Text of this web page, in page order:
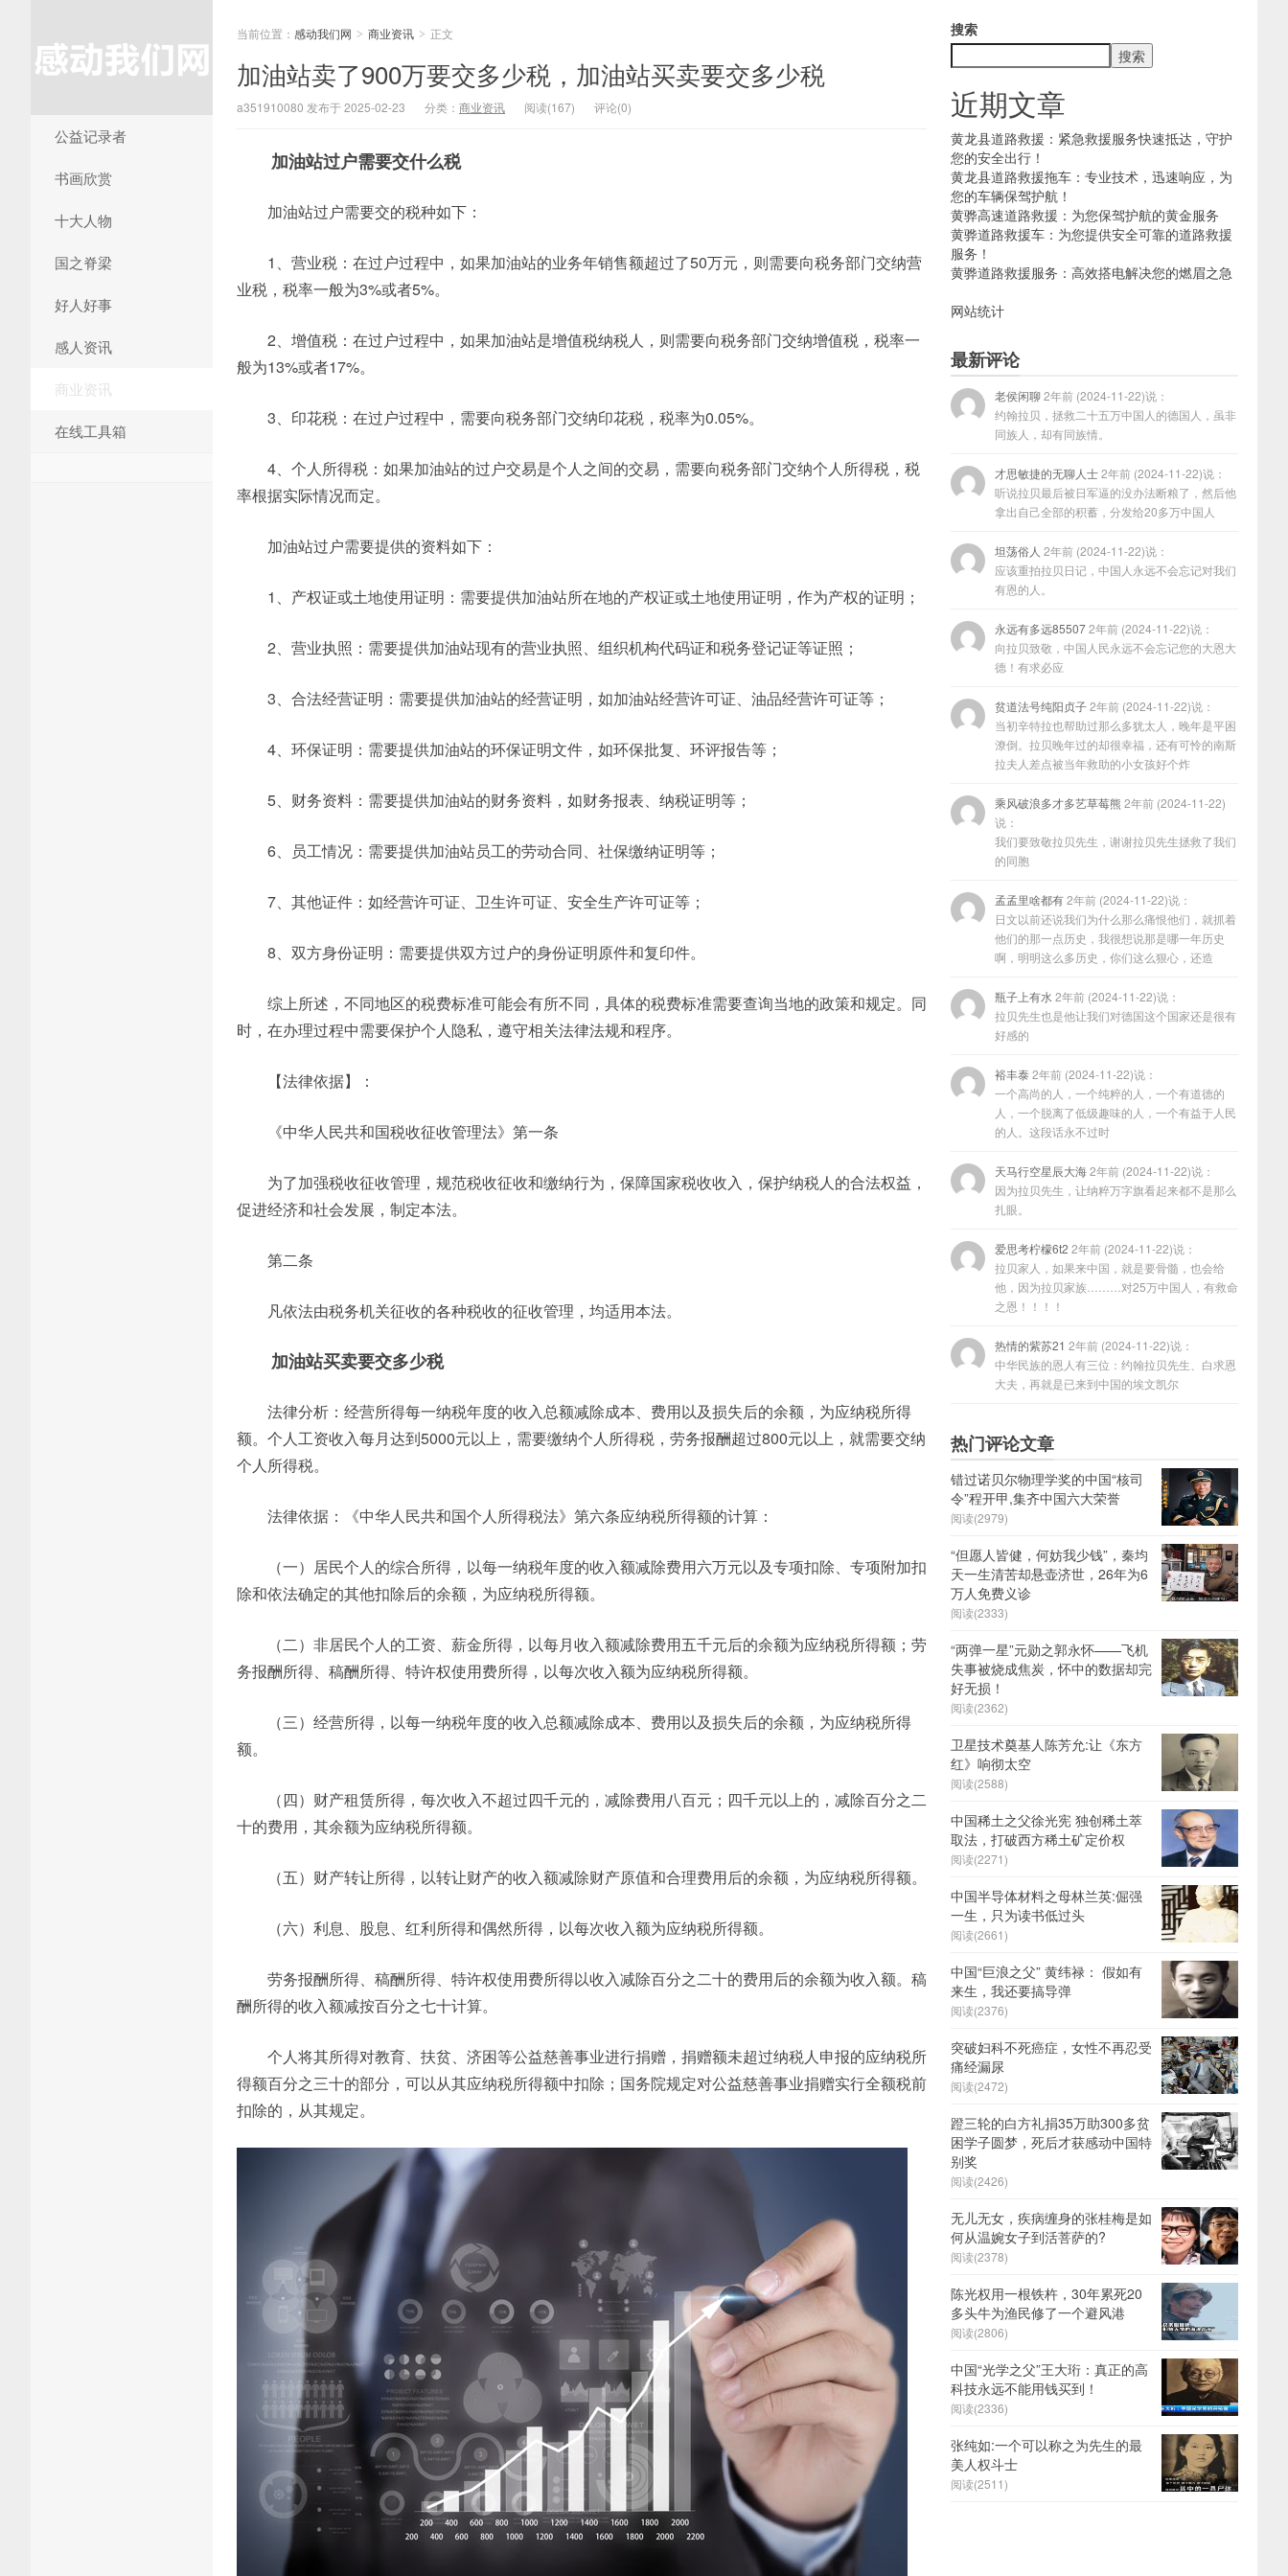
公益记录者
书画欣赏
十大人物
国之脊梁
好人好事
感人资讯
商业资讯
在线工具箱
当前位置： 感动我们网 > 商业资讯 > 正文
加油站卖了900万要交多少税，加油站买卖要交多少税
a351910080 发布于 2025-02-23 分类： 商业资讯 阅读(167) 评论(0)
加油站过户需要交什么税
加油站过户需要交的税种如下：
1、营业税：在过户过程中，如果加油站的业务年销售额超过了50万元，则需要向税务部门交纳营
业税，税率一般为3%或者5%。
2、增值税：在过户过程中，如果加油站是增值税纳税人，则需要向税务部门交纳增值税，税率一
般为13%或者17%。
3、印花税：在过户过程中，需要向税务部门交纳印花税，税率为0.05%。
4、个人所得税：如果加油站的过户交易是个人之间的交易，需要向税务部门交纳个人所得税，税
率根据实际情况而定。
加油站过户需要提供的资料如下：
1、产权证或土地使用证明：需要提供加油站所在地的产权证或土地使用证明，作为产权的证明；
2、营业执照：需要提供加油站现有的营业执照、组织机构代码证和税务登记证等证照；
3、合法经营证明：需要提供加油站的经营证明，如加油站经营许可证、油品经营许可证等；
4、环保证明：需要提供加油站的环保证明文件，如环保批复、环评报告等；
5、财务资料：需要提供加油站的财务资料，如财务报表、纳税证明等；
6、员工情况：需要提供加油站员工的劳动合同、社保缴纳证明等；
7、其他证件：如经营许可证、卫生许可证、安全生产许可证等；
8、双方身份证明：需要提供双方过户的身份证明原件和复印件。
综上所述，不同地区的税费标准可能会有所不同，具体的税费标准需要查询当地的政策和规定。同
时，在办理过程中需要保护个人隐私，遵守相关法律法规和程序。
【法律依据】：
《中华人民共和国税收征收管理法》第一条
为了加强税收征收管理，规范税收征收和缴纳行为，保障国家税收收入，保护纳税人的合法权益，
促进经济和社会发展，制定本法。
第二条
凡依法由税务机关征收的各种税收的征收管理，均适用本法。
加油站买卖要交多少税
法律分析：经营所得每一纳税年度的收入总额减除成本、费用以及损失后的余额，为应纳税所得
额。个人工资收入每月达到5000元以上，需要缴纳个人所得税，劳务报酬超过800元以上，就需要交纳
个人所得税。
法律依据：《中华人民共和国个人所得税法》第六条应纳税所得额的计算：
（一）居民个人的综合所得，以每一纳税年度的收入额减除费用六万元以及专项扣除、专项附加扣
除和依法确定的其他扣除后的余额，为应纳税所得额。
（二）非居民个人的工资、薪金所得，以每月收入额减除费用五千元后的余额为应纳税所得额；劳
务报酬所得、稿酬所得、特许权使用费所得，以每次收入额为应纳税所得额。
（三）经营所得，以每一纳税年度的收入总额减除成本、费用以及损失后的余额，为应纳税所得
额。
（四）财产租赁所得，每次收入不超过四千元的，减除费用八百元；四千元以上的，减除百分之二
十的费用，其余额为应纳税所得额。
（五）财产转让所得，以转让财产的收入额减除财产原值和合理费用后的余额，为应纳税所得额。
（六）利息、股息、红利所得和偶然所得，以每次收入额为应纳税所得额。
劳务报酬所得、稿酬所得、特许权使用费所得以收入减除百分之二十的费用后的余额为收入额。稿
酬所得的收入额减按百分之七十计算。
个人将其所得对教育、扶贫、济困等公益慈善事业进行捐赠，捐赠额未超过纳税人申报的应纳税所
得额百分之三十的部分，可以从其应纳税所得额中扣除；国务院规定对公益慈善事业捐赠实行全额税前
扣除的，从其规定。
搜索
搜索
近期文章
黄龙县道路救援：紧急救援服务快速抵达，守护
您的安全出行！
黄龙县道路救援拖车：专业技术，迅速响应，为
您的车辆保驾护航！
黄骅高速道路救援：为您保驾护航的黄金服务
黄骅道路救援车：为您提供安全可靠的道路救援
服务！
黄骅道路救援服务：高效搭电解决您的燃眉之急
网站统计
最新评论
老侯闲聊2年前 (2024-11-22)说：
约翰拉贝，拯救二十五万中国人的德国人，虽非
同族人，却有同族情。
才思敏捷的无聊人士2年前 (2024-11-22)说：
听说拉贝最后被日军逼的没办法断粮了，然后他
拿出自己全部的积蓄，分发给20多万中国人
坦荡俗人 2年前 (2024-11-22)说：
应该重拍拉贝日记，中国人永远不会忘记对我们
有恩的人。
永远有多远855072年前 (2024-11-22)说：
向拉贝致敬，中国人民永远不会忘记您的大恩大
德！有求必应
贫道法号纯阳贞子2年前 (2024-11-22)说：
当初辛特拉也帮助过那么多犹太人，晚年是平困
潦倒。拉贝晚年过的却很幸福，还有可怜的南斯
拉夫人差点被当年救助的小女孩好个炸
乘风破浪多才多艺草莓熊 2年前 (2024-11-22)
说：
我们要致敬拉贝先生，谢谢拉贝先生拯救了我们
的同胞
孟孟里啥都有2年前 (2024-11-22)说：
日文以前还说我们为什么那么痛恨他们，就抓着
他们的那一点历史，我很想说那是哪一年历史
啊，明明这么多历史，你们这么狠心，还造
瓶子上有水 2年前 (2024-11-22)说：
拉贝先生也是他让我们对德国这个国家还是很有
好感的
裕丰泰2年前 (2024-11-22)说：
一个高尚的人，一个纯粹的人，一个有道德的
人，一个脱离了低级趣味的人，一个有益于人民
的人。这段话永不过时
天马行空星辰大海2年前 (2024-11-22)说：
因为拉贝先生，让纳粹万字旗看起来都不是那么
扎眼。
爱思考柠檬6t2 2年前 (2024-11-22)说：
拉贝家人，如果来中国，就是要骨髓，也会给
他，因为拉贝家族………对25万中国人，有救命
之恩！！！！
热情的紫苏21 2年前 (2024-11-22)说：
中华民族的恩人有三位：约翰拉贝先生、白求恩
大夫，再就是已来到中国的埃文凯尔
热门评论文章
错过诺贝尔物理学奖的中国“核司
令”程开甲,集齐中国六大荣誉
阅读(2979)
“但愿人皆健，何妨我少钱”，秦均
天一生清苦却悬壶济世，26年为6
万人免费义诊
阅读(2333)
“两弹一星”元勋之郭永怀——飞机
失事被烧成焦炭，怀中的数据却完
好无损！
阅读(2362)
卫星技术奠基人陈芳允:让《东方
红》响彻太空
阅读(2588)
中国稀土之父徐光宪 独创稀土萃
取法，打破西方稀土矿定价权
阅读(2271)
中国半导体材料之母林兰英:倔强
一生，只为读书低过头
阅读(2661)
中国“巨浪之父” 黄纬禄： 假如有
来生，我还要搞导弹
阅读(2376)
突破妇科不死癌症，女性不再忍受
痛经漏尿
阅读(2472)
蹬三轮的白方礼捐35万助300多贫
困学子圆梦，死后才获感动中国特
别奖
阅读(2426)
无儿无女，疾病缠身的张桂梅是如
何从温婉女子到活菩萨的?
阅读(2378)
陈光权用一根铁杵，30年累死20
多头牛为渔民修了一个避风港
阅读(2806)
中国“光学之父”王大珩：真正的高
科技永远不能用钱买到！
阅读(2336)
张纯如:一个可以称之为先生的最
美人权斗士
阅读(2511)